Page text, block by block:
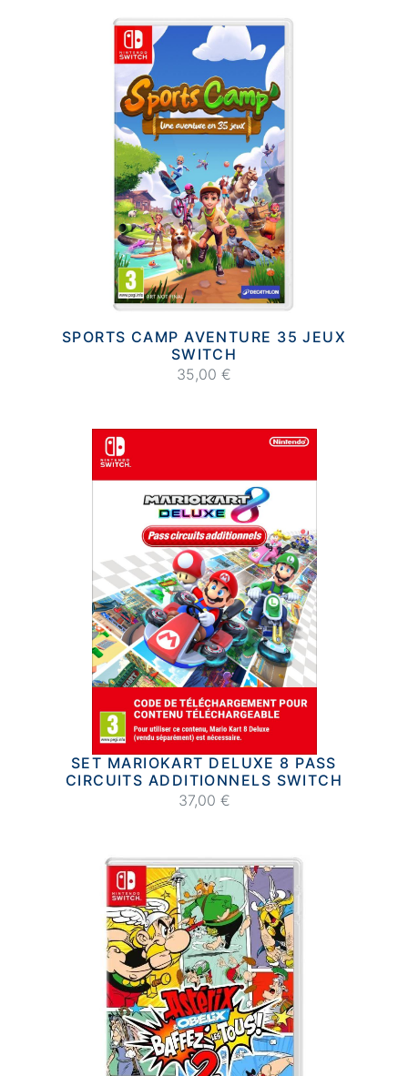
SPORTS CAMP AVENTURE 35 JEUX
SWITCH
35,00 €
SET MARIOKART DELUXE 8 PASS
CIRCUITS ADDITIONNELS SWITCH
37,00 €